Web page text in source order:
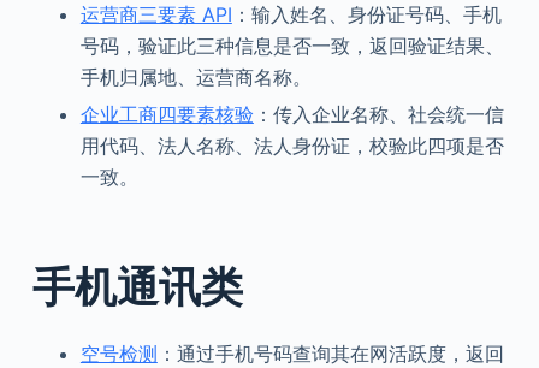
运营商三要素 API ：输入姓名、身份证号码、手机
号码，验证此三种信息是否一致，返回验证结果、
手机归属地、运营商名称。
企业工商四要素核验：传入企业名称、社会统一信
用代码、法人名称、法人身份证，校验此四项是否
一致。
手机通讯类
空号检测 ：通过手机号码查询其在网活跃度，返回